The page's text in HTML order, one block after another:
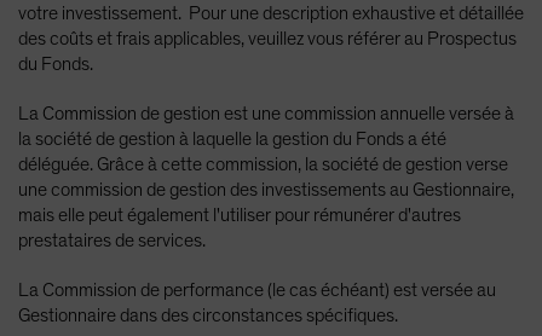
votre investissement. Pour une description exhaustive et détaillée
des coûts et frais applicables, veuillez vous référer au Prospectus
du Fonds.
La Commission de gestion est une commission annuelle versée à
la société de gestion à laquelle la gestion du Fonds a été
déléguée. Grâce à cette commission, la société de gestion verse
une commission de gestion des investissements au Gestionnaire,
mais elle peut également l'utiliser pour rémunérer d'autres
prestataires de services.
La Commission de performance (le cas échéant) est versée au
Gestionnaire dans des circonstances spécifiques.